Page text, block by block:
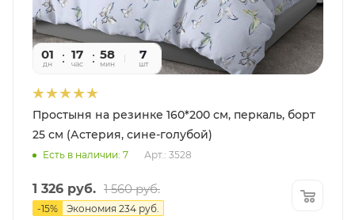
01
дн
17
час
58
мин
09
сек
7
шт
Простыня на резинке 160*200 см, перкаль, борт
25 см (Астерия, сине-голубой)
Есть в наличии: 7 Арт.: 3528
1 326 руб. 1 560руб.
-15% Экономия 234 руб.